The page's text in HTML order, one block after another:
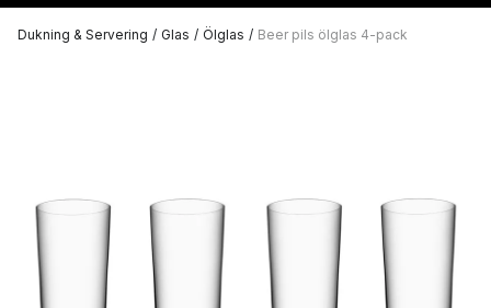
Dukning & Servering / Glas / Ölglas / Beer pils ölglas 4-pack